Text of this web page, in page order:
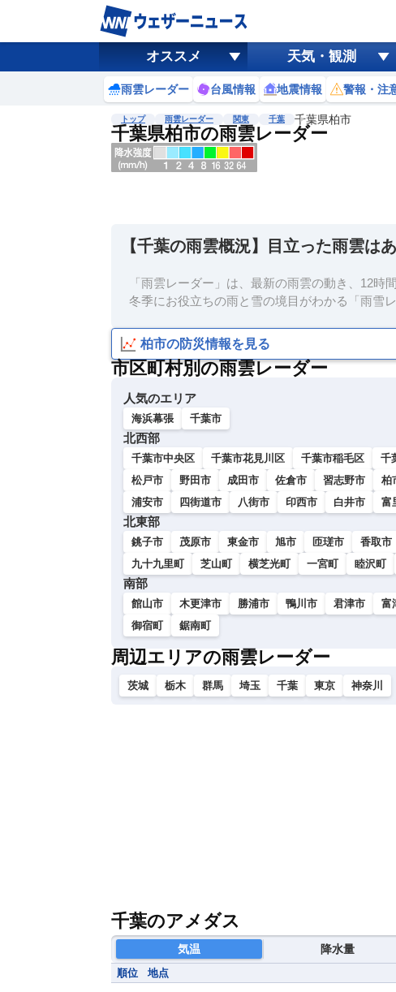
オススメ 天気・観測
雨雲レーダー 台風情報 地震情報 警報・注
トップ 雨雲レーダー 関東 千葉 千葉県柏市
千葉県柏市の雨雲レーダー
【千葉の雨雲概況】目立った雨雲は
「雨雲レーダー」は、最新の雨雲の動き、12時
冬季にお役立ちの雨と雪の境目がわかる「雨雪
柏市の防災情報を見る
市区町村別の雨雲レーダー
人気のエリア
海浜幕張 千葉市
北西部
千葉市中央区 千葉市花見川区 千葉市稲毛区 千
松戸市
野田市 成田市 佐倉市 習志野市 柏
浦安市
四街道市 八街市 印西市 白井市 富
北東部
銚子市 茂原市 東金市 旭市 匝瑳市 香取市
九十九里町
芝山町 横芝光町 一宮町 睦沢町
南部
館山市 木更津市 勝浦市 鴨川市 君津市 富
御宿町
鋸南町
周辺エリアの雨雲レーダー
茨城 栃木 群馬 埼玉 千葉 東京 神奈川
千葉のアメダス
気温 降水量
順位 地点